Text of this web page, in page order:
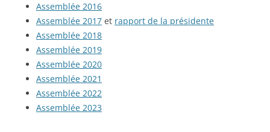
Assemblée 2016
Assemblée 2017 et rapport de la présidente
Assemblée 2018
Assemblée 2019
Assemblée 2020
Assemblée 2021
Assemblée 2022
Assemblée 2023